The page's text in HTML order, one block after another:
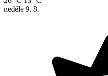
neděle 9. 8.